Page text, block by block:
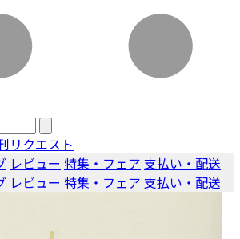
リクエスト
レビュー 特集・フェア 支払い・配送
レビュー 特集・フェア 支払い・配送